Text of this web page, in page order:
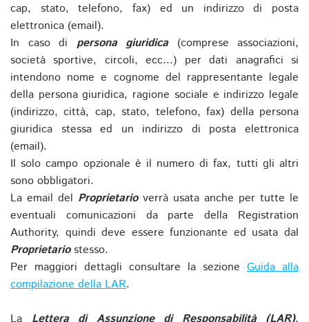
cap, stato, telefono, fax) ed un indirizzo di posta
elettronica (email).
In caso di persona giuridica(comprese associazioni,
società sportive, circoli, ecc...) per dati anagrafici si
intendono nome e cognome del rappresentante legale
della persona giuridica, ragione sociale e indirizzo legale
(indirizzo, città, cap, stato, telefono, fax) della persona
giuridica stessa ed un indirizzo di posta elettronica
(email).
Il solo campo opzionale è il numero di fax, tutti gli altri
sono obbligatori.
La email del Proprietarioverrà usata anche per tutte le
eventuali comunicazioni da parte della Registration
Authority, quindi deve essere funzionante ed usata dal
Proprietariostesso.
Per maggiori dettagli consultare la sezione Guida alla
compilazione della LAR.